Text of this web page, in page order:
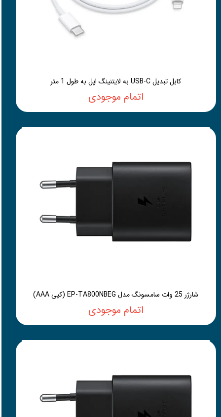
کابل تبدیل USB-C به لایتنینگ اپل به طول 1 متر
اتمام موجودی
شارژر 25 وات سامسونگ مدل EP-TA800NBEG (کپی AAA)
اتمام موجودی